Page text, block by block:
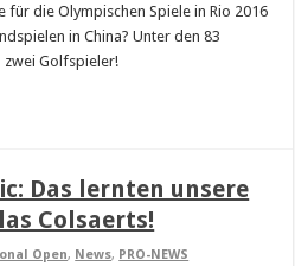
die Olympischen Spiele in Rio 2016
in China? Unter den 83
zwei Golfspieler!
Das lernten unsere
Colsaerts!
Open, News, PRO-NEWS